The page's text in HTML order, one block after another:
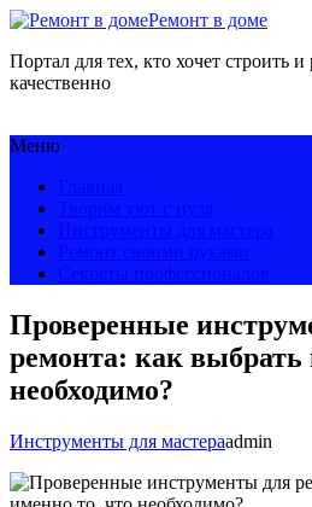
Ремонт в доме
Портал для тех, кто хочет строить
качественно
Меню
Проверенные
ремонта: как выбрать
необходимо?
Инструменты для мастераadmin